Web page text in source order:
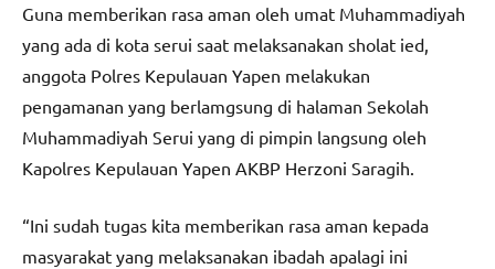
Guna memberikan rasa aman oleh umat Muhammadiyah
yang ada di kota serui saat melaksanakan sholat ied,
anggota Polres Kepulauan Yapen melakukan
pengamanan yang berlamgsung di halaman Sekolah
Muhammadiyah Serui yang di pimpin langsung oleh
Kapolres Kepulauan Yapen AKBP Herzoni Saragih.
“Ini sudah tugas kita memberikan rasa aman kepada
masyarakat yang melaksanakan ibadah apalagi ini